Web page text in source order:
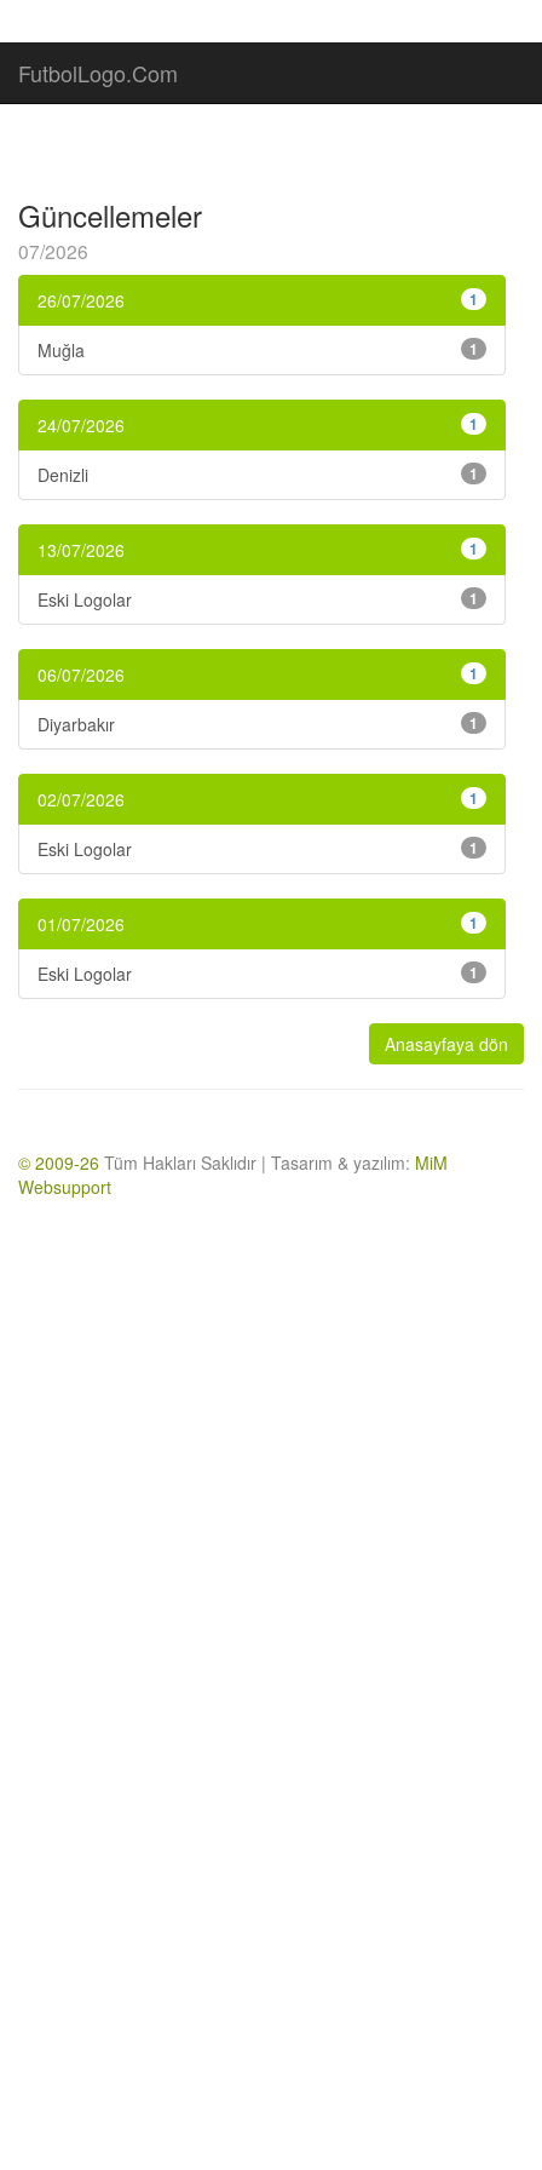
FutbolLogo.Com
Güncellemeler
07/2026
1
26/07/2026
1
Muğla
1
24/07/2026
1
Denizli
1
13/07/2026
1
Eski Logolar
1
06/07/2026
1
Diyarbakır
1
02/07/2026
1
Eski Logolar
1
01/07/2026
1
Eski Logolar
Anasayfaya dön
© 2009-26 Tüm Hakları Saklıdır | Tasarım & yazılım: MiM
Websupport